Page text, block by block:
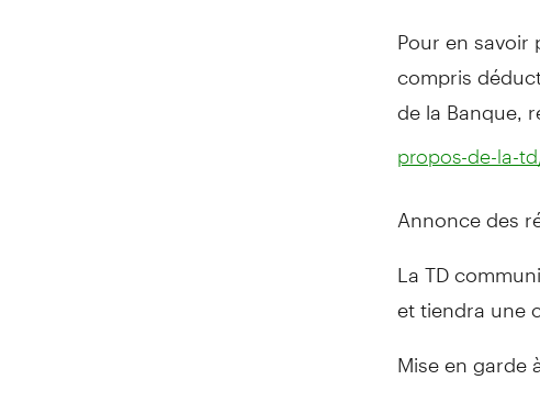
Pour en
compris
de la Banque,
propos-de-la-
Annonce des
La TD
et tiendra une
Mise en garde